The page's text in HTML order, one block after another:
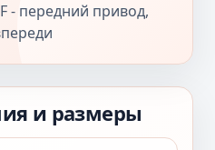
- передний привод,
и размеры